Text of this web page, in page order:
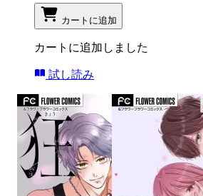
カートに追加
カートに追加しました
試し読み